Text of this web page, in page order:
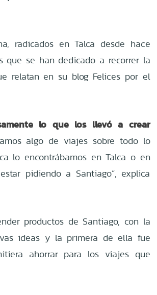
radicados en Talca desde hace
que se han dedicado a recorrer la
relatan en su blog Felices por el
lo que los llevó a crear
algo de viajes sobre todo lo
lo encontrábamos en Talca o en
pidiendo a Santiago”, explica
productos de Santiago, con la
ideas y la primera de ella fue
ahorrar para los viajes que